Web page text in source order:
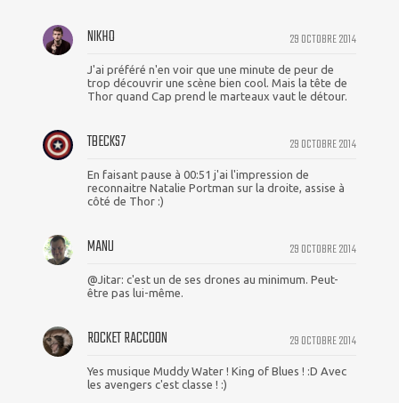
29 OCTOBRE 2014
NIKHO
J'ai préféré n'en voir que une minute de peur de
trop découvrir une scène bien cool. Mais la tête de
Thor quand Cap prend le marteaux vaut le détour.
29 OCTOBRE 2014
TBECKS7
En faisant pause à 00:51 j'ai l'impression de
reconnaitre Natalie Portman sur la droite, assise à
côté de Thor :)
29 OCTOBRE 2014
MANU
@Jitar: c'est un de ses drones au minimum. Peut-
être pas lui-même.
29 OCTOBRE 2014
ROCKET RACCOON
Yes musique Muddy Water ! King of Blues ! :D Avec
les avengers c'est classe ! :)